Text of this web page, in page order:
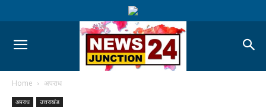
Home अपराध
अपराध उत्तराखंड